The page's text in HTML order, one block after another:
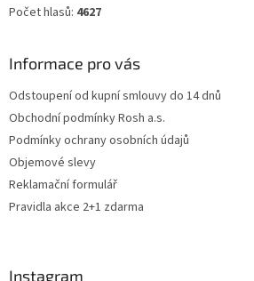
Počet hlasů: 4627
Informace pro vás
Odstoupení od kupní smlouvy do 14 dnů
Obchodní podmínky Rosh a.s.
Podmínky ochrany osobních údajů
Objemové slevy
Reklamační formulář
Pravidla akce 2+1 zdarma
Instagram